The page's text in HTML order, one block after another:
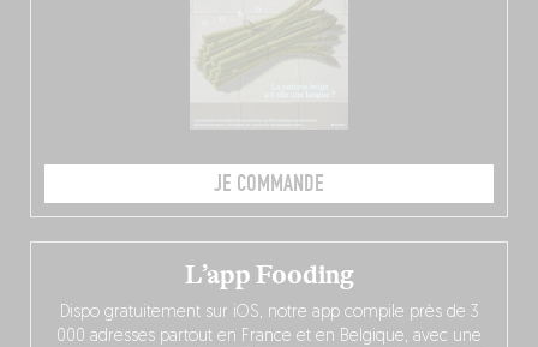
JE COMMANDE
L’app Fooding
Dispo gratuitement sur iOS, notre app compile près de 3
000 adresses partout en France et en Belgique, avec une